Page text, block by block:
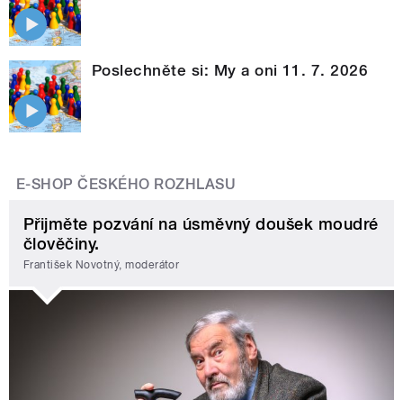
Poslechněte si: My a oni 11. 7. 2026
E-SHOP ČESKÉHO ROZHLASU
Přijměte pozvání na úsměvný doušek moudré
člověčiny.
František Novotný, moderátor